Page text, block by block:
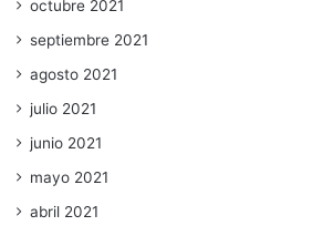
octubre 2021
septiembre 2021
agosto 2021
julio 2021
junio 2021
mayo 2021
abril 2021